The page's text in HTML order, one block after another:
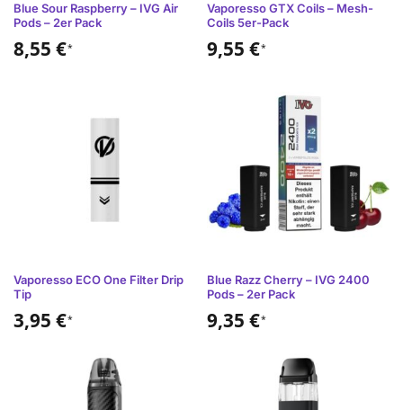
Blue Sour Raspberry – IVG Air
Pods – 2er Pack
8,55 €*
Vaporesso GTX Coils – Mesh-
Coils 5er-Pack
9,55 €*
Vaporesso ECO One Filter Drip
Tip
3,95 €*
Blue Razz Cherry – IVG 2400
Pods – 2er Pack
9,35 €*